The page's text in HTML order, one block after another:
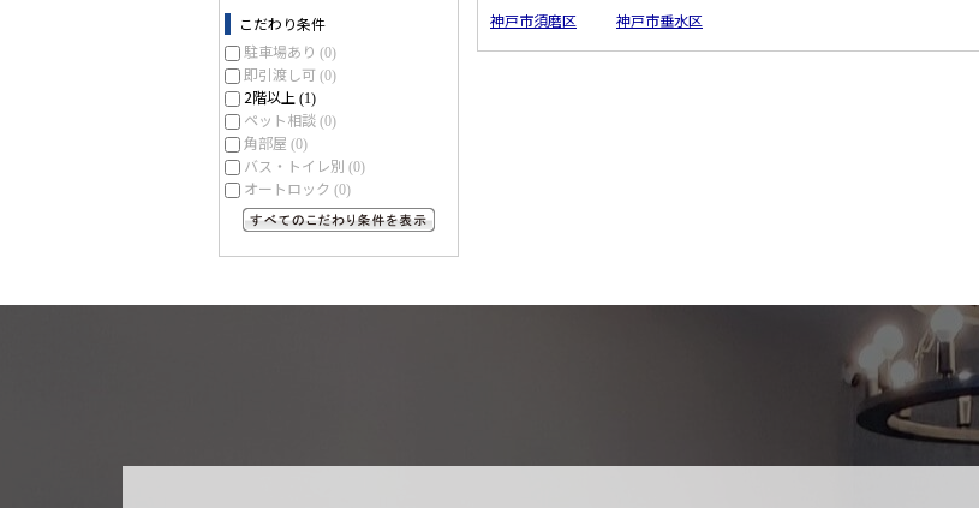
こだわり条件
駐車場あり (0)
即引渡し可 (0)
2階以上 (1)
ペット相談 (0)
角部屋 (0)
バス・トイレ別 (0)
オートロック (0)
神戸市須磨区 神戸市垂水区